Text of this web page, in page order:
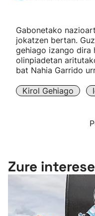
"Helmuga"
Gabonetako
jokatzen bertan.
gehiago izango dira
olinpiadetan
bat Nahia Garrido
Kirol Gehiago
Zure